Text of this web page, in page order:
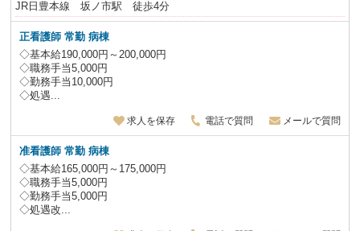
JR日豊本線 坂ノ市駅 徒歩4分
正看護師 常勤 病棟
◇基本給190,000円～200,000円
◇職務手当5,000円
◇勤務手当10,000円
◇処遇...
求人を保存 電話で質問 メールで質問
准看護師 常勤 病棟
◇基本給165,000円～175,000円
◇職務手当5,000円
◇勤務手当5,000円
◇処遇改...